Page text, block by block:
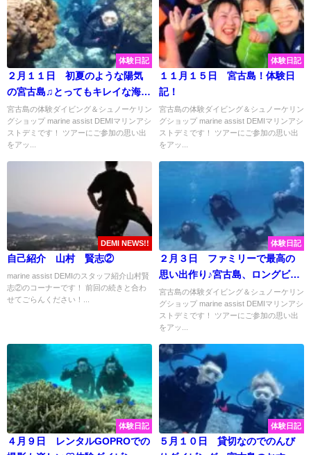
体験日記
２月１１日 初夏のような陽気
の宮古島♫とってもキレイな海で
ロングビーチ体験ダイビングツ
アー♡
宮古島の体験ダイビング＆シュノーケリン
グショップ marine assist DEMIマリンアシ
ストデミです！ ツアーにご参加の思い出
をアッ...
体験日記
１１月１５日 宮古島！体験日
記！
宮古島の体験ダイビング＆シュノーケリン
グショップ marine assist DEMIマリンアシ
ストデミです！ ツアーにご参加の思い出
をアッ...
DEMI NEWS!!
自己紹介 山村 賢志②
marine assist DEMIのスタッフ紹介山村賢
志②のコーナーです！ 前回の続きと合わ
せてごらんください！...
体験日記
２月３日 ファミリーで最高の
思い出作り♪宮古島、ロングビー
チ体験ダイビング♫
宮古島の体験ダイビング＆シュノーケリン
グショップ marine assist DEMIマリンアシ
ストデミです！ ツアーにご参加の思い出
をアッ...
体験日記
４月９日 レンタルGOPROでの
体験日記
５月１０日 貸切なのでのんび